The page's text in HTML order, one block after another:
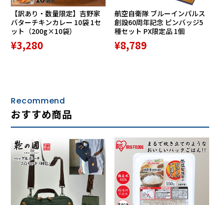
6. 銀座の恋の物語/石原裕次郎、牧村旬子/4:21 ※
7. 舟唄/八代亜紀/3:56
8. 小樽のひとよ/鶴岡雅義と東京ロマンチカ/3:43
9. 夢芝居/梅沢富美男/3:42
10. みちのくひとり旅/山本譲二/3:48
14. 長崎の女/春日八郎/3:41 ※
15. 憧れのハワイ航路/岡晴夫/3:05 ※
16. 月がとっても青いから/菅原都々子/2:46 ※
18. 古城/三橋美智也/3:28 ＊
19. あゝ人生に涙あり/里見浩太朗、横内正/2:42
20. 東京五輪音頭/三波春夫/3:22
75:10:00
ラブユー東京
【訳あり・数量限定】吉野家
バターチキンカレー 10袋 1セ
ット（200g×10袋）
¥3,280
航空自衛隊 ブルーインパルス
創設60周年記念 ピンバッジ5
種セット PX限定品 1個
¥8,789
Recommend
おすすめ商品